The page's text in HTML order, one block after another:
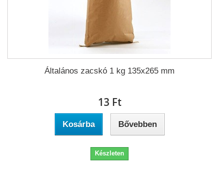
Általános zacskó 1 kg 135x265 mm
13 Ft‎
Kosárba Bővebben
Készleten